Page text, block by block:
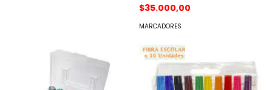
$35.000,00
MARCADORES